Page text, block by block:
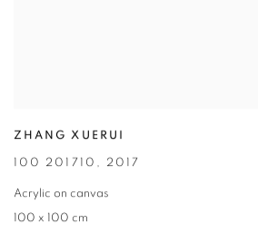
ZHANG XUERUI
100 201710 , 2017
Acrylic on canvas
100 x 100 cm